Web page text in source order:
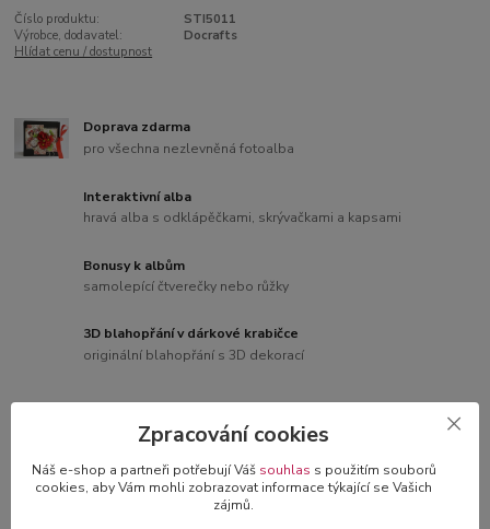
Číslo produktu:
STI5011
Výrobce, dodavatel:
Docrafts
Hlídat cenu / dostupnost
Doprava zdarma
pro všechna nezlevněná fotoalba
Interaktivní alba
hravá alba s odklápěčkami, skrývačkami a kapsami
Bonusy k albům
samolepící čtverečky nebo růžky
3D blahopřání v dárkové krabičce
originální blahopřání s 3D dekorací
Zpracování cookies
Náš e-shop a partneři potřebují Váš souhlas s použitím souborů
cookies, aby Vám mohli zobrazovat informace týkající se Vašich
zájmů.